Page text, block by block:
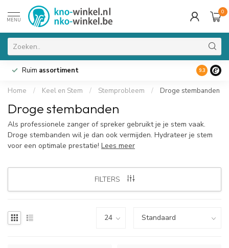
MENU
0
Ruim assortiment 9.3
Home / Keel en Stem / Stemprobleem / Droge stembanden
Droge stembanden
Als professionele zanger of spreker gebruikt je je stem vaak.
Droge stembanden wil je dan ook vermijden. Hydrateer je stem
voor een optimale prestatie! Lees meer
FILTERS